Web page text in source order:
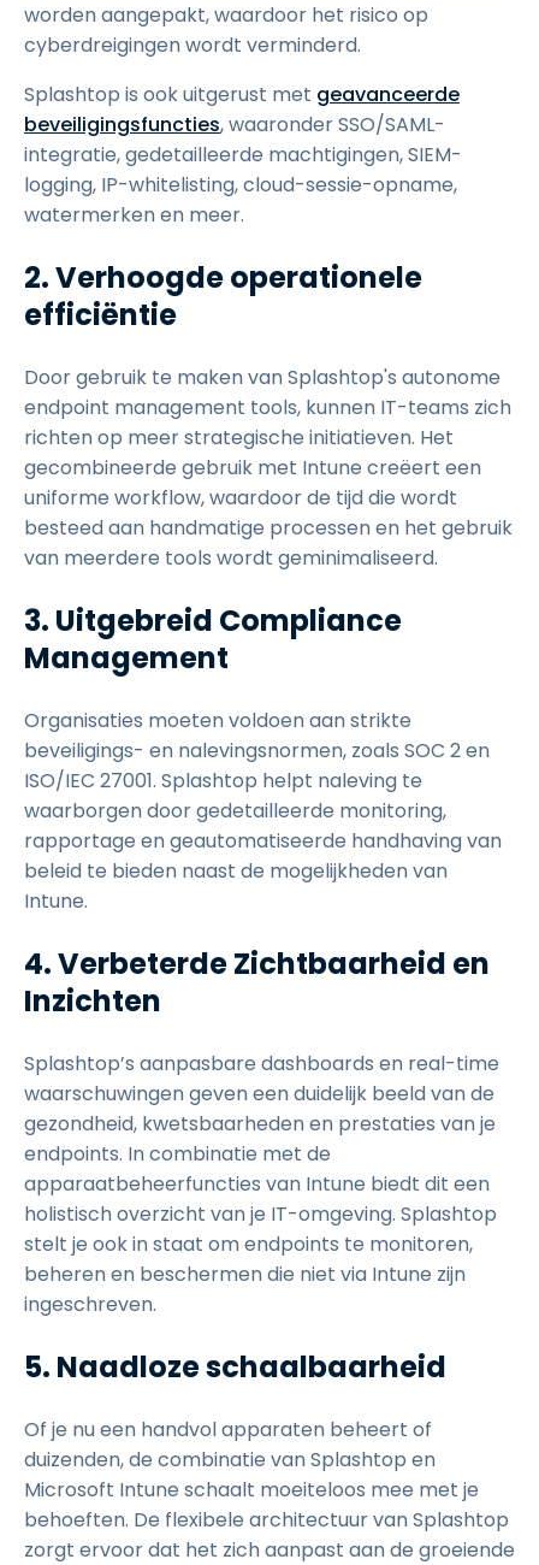
worden aangepakt, waardoor het risico op
cyberdreigingen wordt verminderd.
Splashtop is ook uitgerust met geavanceerde
beveiligingsfuncties, waaronder SSO/SAML-
integratie, gedetailleerde machtigingen, SIEM-
logging, IP-whitelisting, cloud-sessie-opname,
watermerken en meer.
2. Verhoogde operationele
efficiëntie
Door gebruik te maken van Splashtop's autonome
endpoint management tools, kunnen IT-teams zich
richten op meer strategische initiatieven. Het
gecombineerde gebruik met Intune creëert een
uniforme workflow, waardoor de tijd die wordt
besteed aan handmatige processen en het gebruik
van meerdere tools wordt geminimaliseerd.
3. Uitgebreid Compliance
Management
Organisaties moeten voldoen aan strikte
beveiligings- en nalevingsnormen, zoals SOC 2 en
ISO/IEC 27001. Splashtop helpt naleving te
waarborgen door gedetailleerde monitoring,
rapportage en geautomatiseerde handhaving van
beleid te bieden naast de mogelijkheden van
Intune.
4. Verbeterde Zichtbaarheid en
Inzichten
Splashtop’s aanpasbare dashboards en real-time
waarschuwingen geven een duidelijk beeld van de
gezondheid, kwetsbaarheden en prestaties van je
endpoints. In combinatie met de
apparaatbeheerfuncties van Intune biedt dit een
holistisch overzicht van je IT-omgeving. Splashtop
stelt je ook in staat om endpoints te monitoren,
beheren en beschermen die niet via Intune zijn
ingeschreven.
5. Naadloze schaalbaarheid
Of je nu een handvol apparaten beheert of
duizenden, de combinatie van Splashtop en
Microsoft Intune schaalt moeiteloos mee met je
behoeften. De flexibele architectuur van Splashtop
zorgt ervoor dat het zich aanpast aan de groeiende